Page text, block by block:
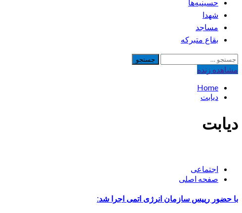
حسینیه‌ها
شهدا
مساجد
بقاع متبرکه
جستجو
برای:
مشاهده‌ زنده
Home
دیابت
دیابت
اجتماعی
صفحه اصلی
با حضور رییس سازمان انرژی اتمی اجرا شد: